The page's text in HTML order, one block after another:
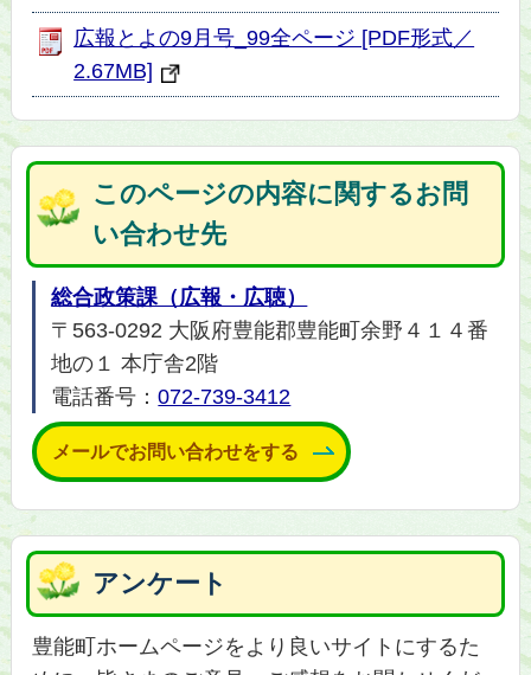
広報とよの9月号_99全ページ [PDF形式／
2.67MB]
このページの内容に関するお問
い合わせ先
総合政策課（広報・広聴）
〒563-0292 大阪府豊能郡豊能町余野４１４番
地の１ 本庁舎2階
電話番号：072-739-3412
メールでお問い合わせをする
アンケート
豊能町ホームページをより良いサイトにするた